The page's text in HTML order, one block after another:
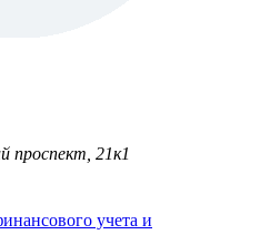
21к1
учета и